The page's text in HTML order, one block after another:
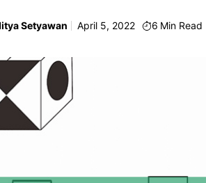
Setyawan April 5, 2022 6 Min Read